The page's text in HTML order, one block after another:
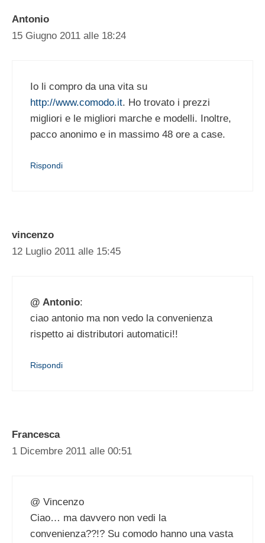
Antonio
15 Giugno 2011 alle 18:24
Io li compro da una vita su
http://www.comodo.it. Ho trovato i prezzi
migliori e le migliori marche e modelli. Inoltre,
pacco anonimo e in massimo 48 ore a case.
Rispondi
vincenzo
12 Luglio 2011 alle 15:45
@ Antonio:
ciao antonio ma non vedo la convenienza
rispetto ai distributori automatici!!
Rispondi
Francesca
1 Dicembre 2011 alle 00:51
@ Vincenzo
Ciao… ma davvero non vedi la
convenienza??!? Su comodo hanno una vasta